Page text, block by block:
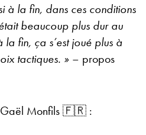
à la fin, dans ces conditions
beaucoup plus dur au
fin, ça s’est joué plus à
tactiques. » – propos
Gaël Monfils 🇫🇷 :